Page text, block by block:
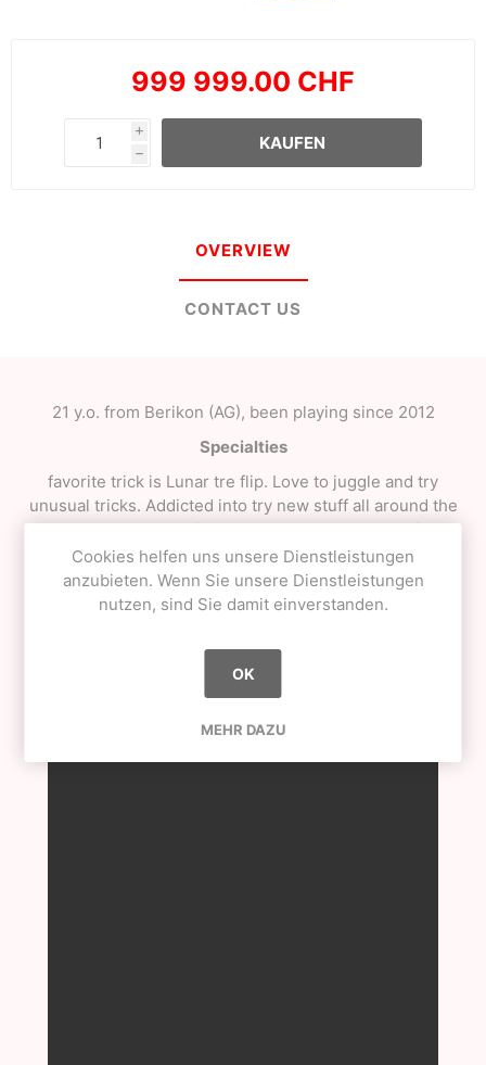
999 999.00 CHF
i
h
KAUFEN
OVERVIEW
CONTACT US
21 y.o. from Berikon (AG), been playing since 2012
Specialties
favorite trick is Lunar tre flip. Love to juggle and try
unusual tricks. Addicted into try new stuff all around the
ken and dama, especially new shapes and new paint's.
IG
@luu.dama
Cookies helfen uns unsere Dienstleistungen
anzubieten. Wenn Sie unsere Dienstleistungen
nutzen, sind Sie damit einverstanden.
OK
MEHR DAZU